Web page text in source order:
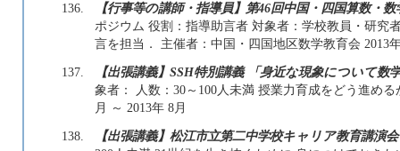
136.
【行事等の講師・指導員】第46回中国・四国算数・
ポジウム 役割：指導助言者 対象者：学校教員・研究
言を担当． 主催者：中国・四国地区数学教育会 2013
137.
【出張講義】SSH特別講義 「身近な現象について数
象者： 人数：30～100人未満 授業力育成をどう進め
月 ～ 2013年 8月
138.
【出張講義】松江市立第二中学校キャリア教育講演会